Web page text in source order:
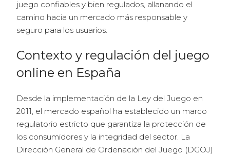
juego confiables y bien regulados, allanando el
camino hacia un mercado más responsable y
seguro para los usuarios.
Contexto y regulación del juego
online en España
Desde la implementación de la Ley del Juego en
2011, el mercado español ha establecido un marco
regulatorio estricto que garantiza la protección de
los consumidores y la integridad del sector. La
Dirección General de Ordenación del Juego (DGOJ)